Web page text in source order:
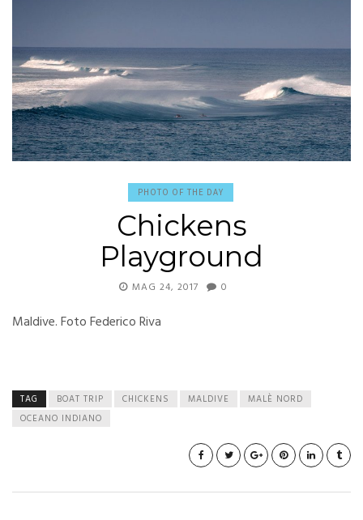
PHOTO OF THE DAY
Chickens
Playground
MAG 24, 2017 0
Maldive. Foto Federico Riva
TAG BOAT TRIP CHICKENS MALDIVE
MALÈ NORD
OCEANO INDIANO